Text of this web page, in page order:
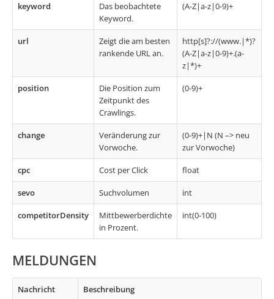
keyword
Das beobachtete
Keyword.
(A-Z|a-z|0-9)+
url
Zeigt die am besten
rankende URL an.
http[s]?://(www.|*)?
(A-Z|a-z|0-9)+.(a-
z|*)+
position
Die Position zum
Zeitpunkt des
Crawlings.
(0-9)+
change
Veränderung zur
Vorwoche.
(0-9)+|N (N –> neu
zur Vorwoche)
cpc Cost per Click float
sevo Suchvolumen int
competitorDensity
Mittbewerberdichte
in Prozent.
int(0-100)
MELDUNGEN
Nachricht Beschreibung